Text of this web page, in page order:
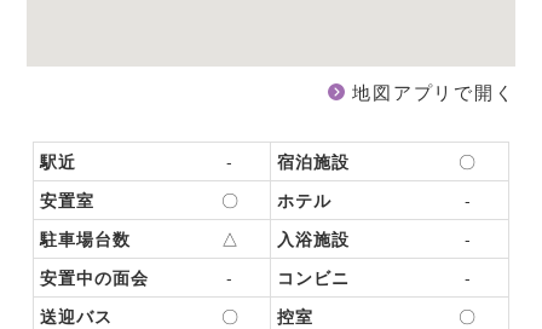
地図アプリで開く
駅近 - 宿泊施設
〇
安置室
〇 ホテル
-
駐車場台数
△ 入浴施設
-
安置中の面会
- コンビニ
-
送迎バス
〇 控室
〇